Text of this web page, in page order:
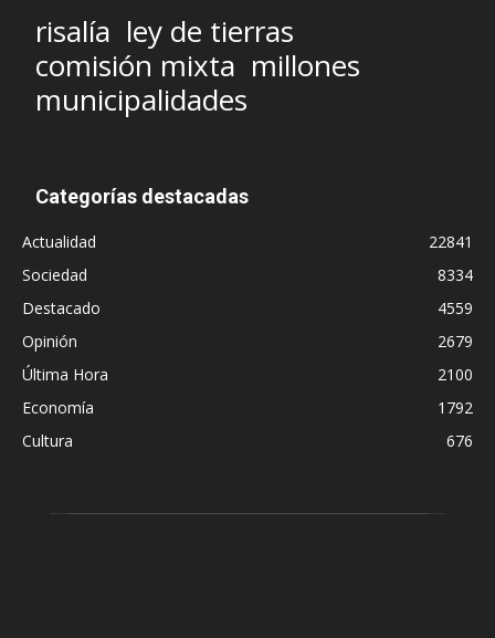
risalía ley de tierras
comisión mixta millones
municipalidades
Categorías destacadas
Actualidad
22841
Sociedad
8334
Destacado
4559
Opinión
2679
Última Hora
2100
Economía
1792
Cultura
676